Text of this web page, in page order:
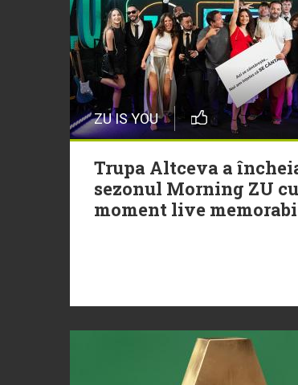
ZU IS YOU
Trupa Altceva a
sezonul Morning ZU
moment live